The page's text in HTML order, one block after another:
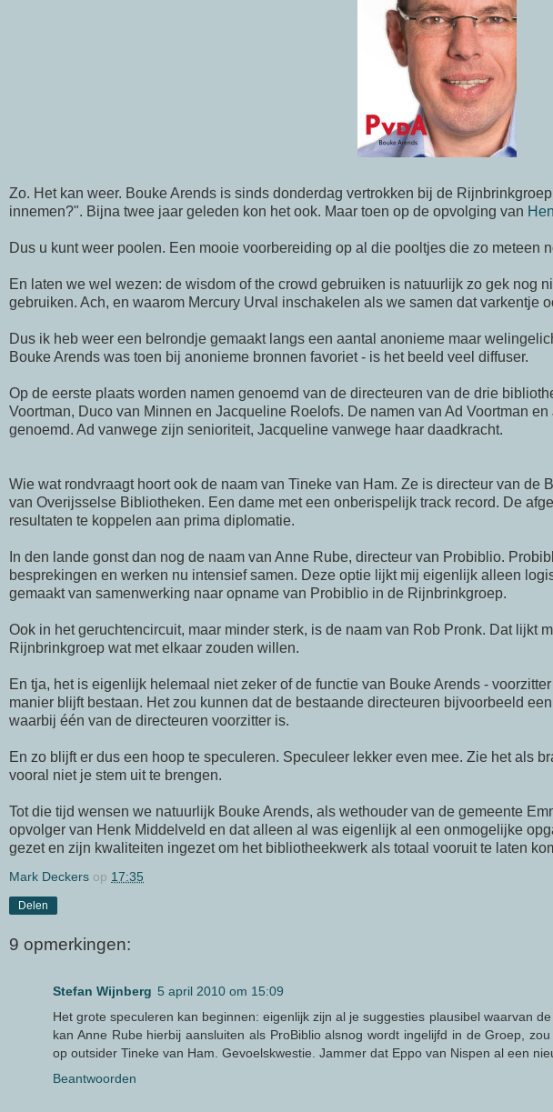
Zo. Het kan weer. BoukeArends is sinds donderdag vertrokken bij de
innemen?". Bijna twee jaar geleden kon het ook. Maar toen op de opvolging van
Dus u kunt weer poolen. Een mooie voorbereiding op al die pooltjes die zo meteen
En laten we wel wezen: de wisdom ofthe crowd gebruiken is natuurlijk zo gek nog
gebruiken. Ach, en waarom Mercury Urval inschakelen als we samen dat varkentje
Dus ik heb weer een belrondje gemaakt langs een aantal anonieme maar
BoukeArends was toen bij anonieme bronnen favoriet - is het beeld veel diffuser.
Op de eerste plaats worden namen genoemd van de directeuren van de drie
Voortman, Duco van Minnen en Jacqueline Roelofs. De namen van Ad Voortman en
genoemd. Ad vanwege zijn senioriteit, Jacqueline vanwege haar daadkracht.
Wie wat rondvraagt hoort ook de naam van Tineke van Ham. Ze is directeur van de
van Overijsselse Bibliotheken. Een dame met een onberispelijk track record. De
resultaten te koppelen aan prima diplomatie.
In den lande gonst dan nog de naam van Anne Rube, directeur van Probiblio.
besprekingen en werken nu intensief samen. Deze optie lijkt mij eigenlijk alleen
gemaakt van samenwerking naar opname van Probiblio in de Rijnbrinkgroep.
Ook in het geruchtencircuit, maar minder sterk, is de naam van Rob Pronk. Dat lijkt
Rijnbrinkgroep wat met elkaar zouden willen.
En tja, het is eigenlijk helemaal niet zeker of de functie van BoukeArends -
manier blijft bestaan. Het zou kunnen dat de bestaande directeuren bijvoorbeeld
waarbij één van de directeuren voorzitter is.
En zo blijft er dus een hoop te speculeren. Speculeer lekker even mee. Zie het als
vooral niet je stem uit te brengen.
Tot die tijd wensen we natuurlijk BoukeArends, als wethouder van de gemeente
opvolger van Henk Middelveld en dat alleen al was eigenlijk al een onmogelijke
gezet en zijn kwaliteiten ingezet om het bibliotheekwerk als totaal vooruit te laten
Mark Deckers op 17:35
Delen
9 opmerkingen:
Stefan Wijnberg 5 april 2010 om 15:09
Het grote speculeren kan beginnen: eigenlijk zijn al je suggesties plausibel waarvan
kan Anne Rube hierbij aansluiten als ProBiblio alsnog wordt ingelijfd in de Groep,
op outsider Tineke van Ham. Gevoelskwestie. Jammer dat Eppo van Nispen al een
Beantwoorden